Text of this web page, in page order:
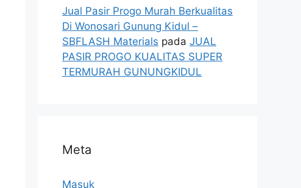
Jual Pasir Progo Murah Berkualitas
Di Wonosari Gunung Kidul –
SBFLASH Materials pada JUAL
PASIR PROGO KUALITAS SUPER
TERMURAH GUNUNGKIDUL
Meta
Masuk